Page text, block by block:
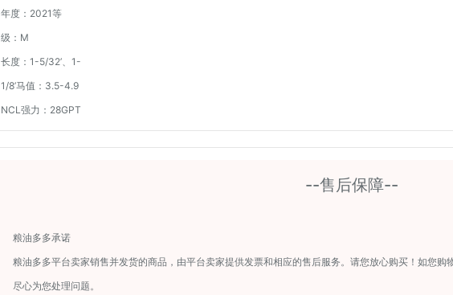
年度：2021等
级：M
长度：1-5/32’、1-
1/8’马值：3.5-4.9
NCL强力：28GPT
--售后保障--
粮油多多承诺
粮油多多平台卖家销售并发货的商品，由平台卖家提供发票和相应的售后服务。请您放心购买！如您
尽心为您处理问题。